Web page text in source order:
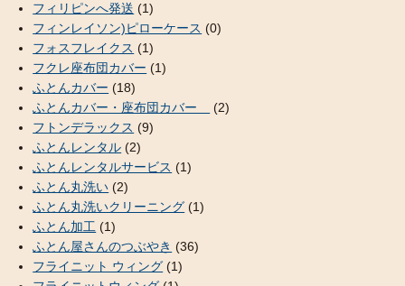
フィリピンへ発送 (1)
フィンレイソン)ピローケース (0)
フォスフレイクス (1)
フクレ座布団カバー (1)
ふとんカバー (18)
ふとんカバー・座布団カバー
(2)
フトンデラックス (9)
ふとんレンタル (2)
ふとんレンタルサービス (1)
ふとん丸洗い (2)
ふとん丸洗いクリーニング (1)
ふとん加工 (1)
ふとん屋さんのつぶやき (36)
フライニット ウィング (1)